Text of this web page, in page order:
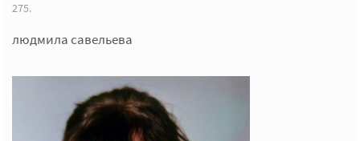
275.
людмила савельева